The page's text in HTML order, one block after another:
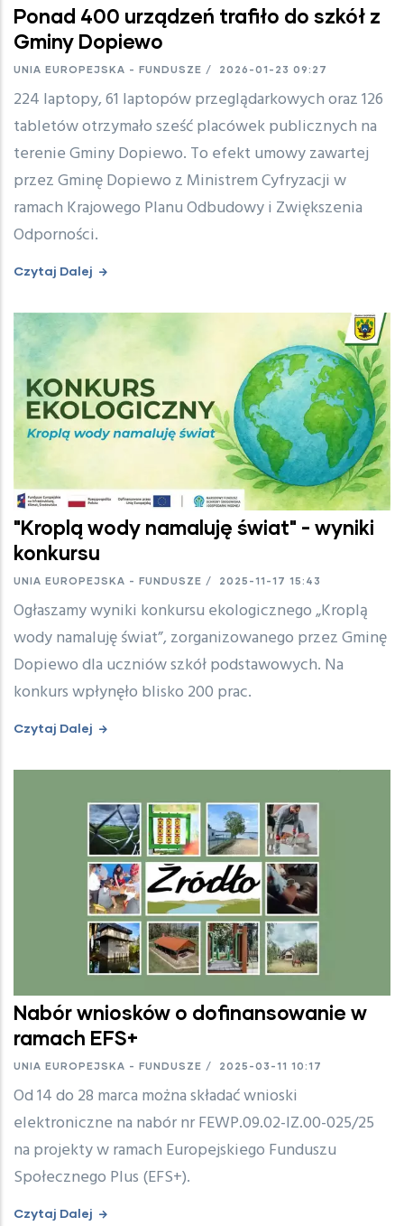
Ponad 400 urządzeń trafiło do szkół z
Gminy Dopiewo
UNIA EUROPEJSKA - FUNDUSZE / 2026-01-23 09:27
224 laptopy, 61 laptopów przeglądarkowych oraz 126
tabletów otrzymało sześć placówek publicznych na
terenie Gminy Dopiewo. To efekt umowy zawartej
przez Gminę Dopiewo z Ministrem Cyfryzacji w
ramach Krajowego Planu Odbudowy i Zwiększenia
Odporności.
Czytaj Dalej
"Kroplą wody namaluję świat" - wyniki
konkursu
UNIA EUROPEJSKA - FUNDUSZE / 2025-11-17 15:43
Ogłaszamy wyniki konkursu ekologicznego „Kroplą
wody namaluję świat”, zorganizowanego przez Gminę
Dopiewo dla uczniów szkół podstawowych. Na
konkurs wpłynęło blisko 200 prac.
Czytaj Dalej
Nabór wniosków o dofinansowanie w
ramach EFS+
UNIA EUROPEJSKA - FUNDUSZE / 2025-03-11 10:17
Od 14 do 28 marca można składać wnioski
elektroniczne na nabór nr FEWP.09.02-IZ.00-025/25
na projekty w ramach Europejskiego Funduszu
Społecznego Plus (EFS+).
Czytaj Dalej